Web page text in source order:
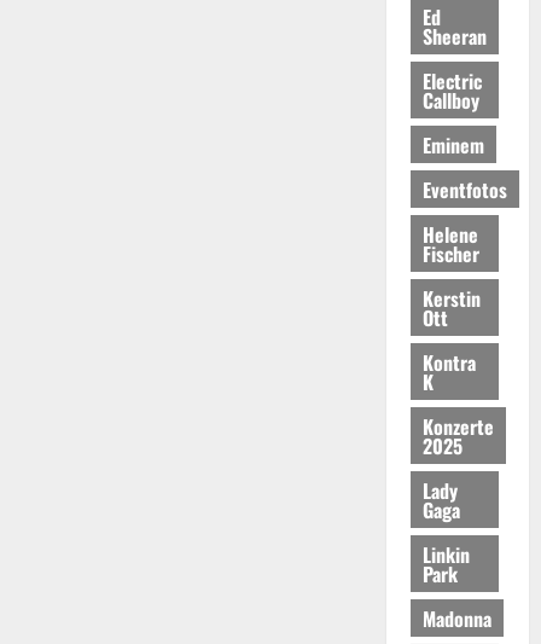
Ed
Sheeran
Electric
Callboy
Eminem
Eventfotos
Helene
Fischer
Kerstin
Ott
Kontra
K
Konzerte
2025
Lady
Gaga
Linkin
Park
Madonna